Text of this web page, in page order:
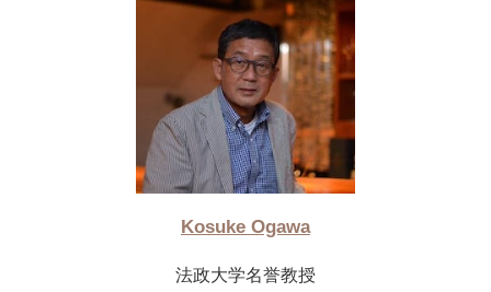
Kosuke Ogawa
法政大学名誉教授